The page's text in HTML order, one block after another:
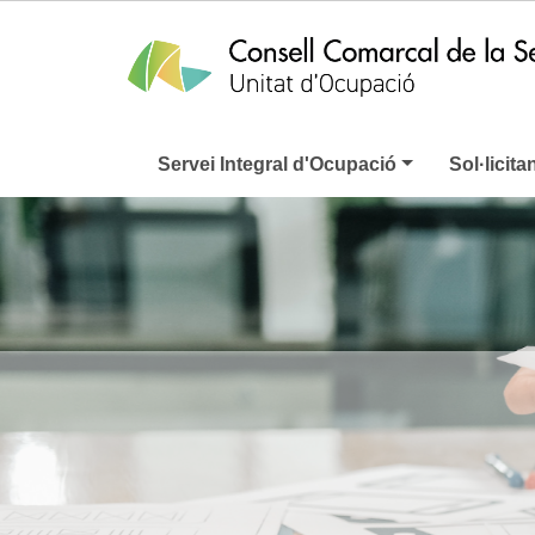
Servei Integral d'Ocupació